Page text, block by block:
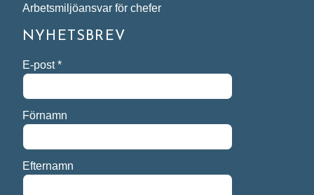
Arbetsmiljöansvar för chefer
NYHETSBREV
E-post*
Förnamn
Efternamn